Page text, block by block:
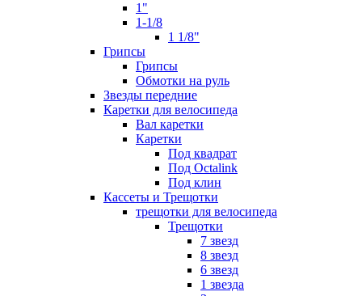
1"
1-1/8
1 1/8"
Грипсы
Грипсы
Обмотки на руль
Звезды передние
Каретки для велосипеда
Вал каретки
Каретки
Под квадрат
Под Octalink
Под клин
Кассеты и Трещотки
трещотки для велосипеда
Трещотки
7 звезд
8 звезд
6 звезд
1 звезда